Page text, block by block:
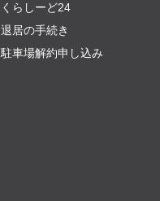
くらしーど24
退居の手続き
駐車場解約申し込み